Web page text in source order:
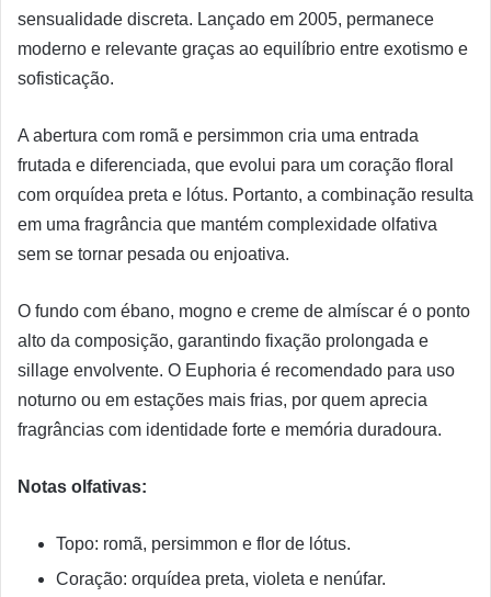
sensualidade discreta. Lançado em 2005, permanece
moderno e relevante graças ao equilíbrio entre exotismo e
sofisticação.
A abertura com romã e persimmon cria uma entrada
frutada e diferenciada, que evolui para um coração floral
com orquídea preta e lótus. Portanto, a combinação resulta
em uma fragrância que mantém complexidade olfativa
sem se tornar pesada ou enjoativa.
O fundo com ébano, mogno e creme de almíscar é o ponto
alto da composição, garantindo fixação prolongada e
sillage envolvente. O Euphoria é recomendado para uso
noturno ou em estações mais frias, por quem aprecia
fragrâncias com identidade forte e memória duradoura.
Notas olfativas:
Topo: romã, persimmon e flor de lótus.
Coração: orquídea preta, violeta e nenúfar.